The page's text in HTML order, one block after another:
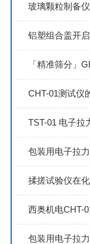
玻璃颗粒制备
铝塑组合盖开
TST-01 电子拉
包装用电子拉
包装用电子拉